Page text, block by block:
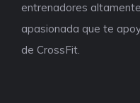
entrenadores
apasionada que te
de CrossFit.